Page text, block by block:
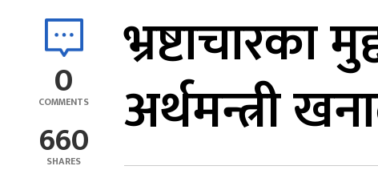
0
COMMENTS
660
SHARES
भ्रष्टाचारका
अर्थमन्त्री